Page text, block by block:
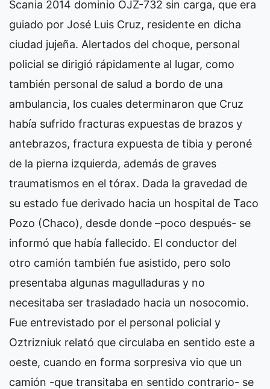
Scania 2014 dominio OJZ-732 sin carga, que era
guiado por José Luis Cruz, residente en dicha
ciudad jujeña. Alertados del choque, personal
policial se dirigió rápidamente al lugar, como
también personal de salud a bordo de una
ambulancia, los cuales determinaron que Cruz
había sufrido fracturas expuestas de brazos y
antebrazos, fractura expuesta de tibia y peroné
de la pierna izquierda, además de graves
traumatismos en el tórax. Dada la gravedad de
su estado fue derivado hacia un hospital de Taco
Pozo (Chaco), desde donde –poco después- se
informó que había fallecido. El conductor del
otro camión también fue asistido, pero solo
presentaba algunas magulladuras y no
necesitaba ser trasladado hacia un nosocomio.
Fue entrevistado por el personal policial y
Oztrizniuk relató que circulaba en sentido este a
oeste, cuando en forma sorpresiva vio que un
camión -que transitaba en sentido contrario- se